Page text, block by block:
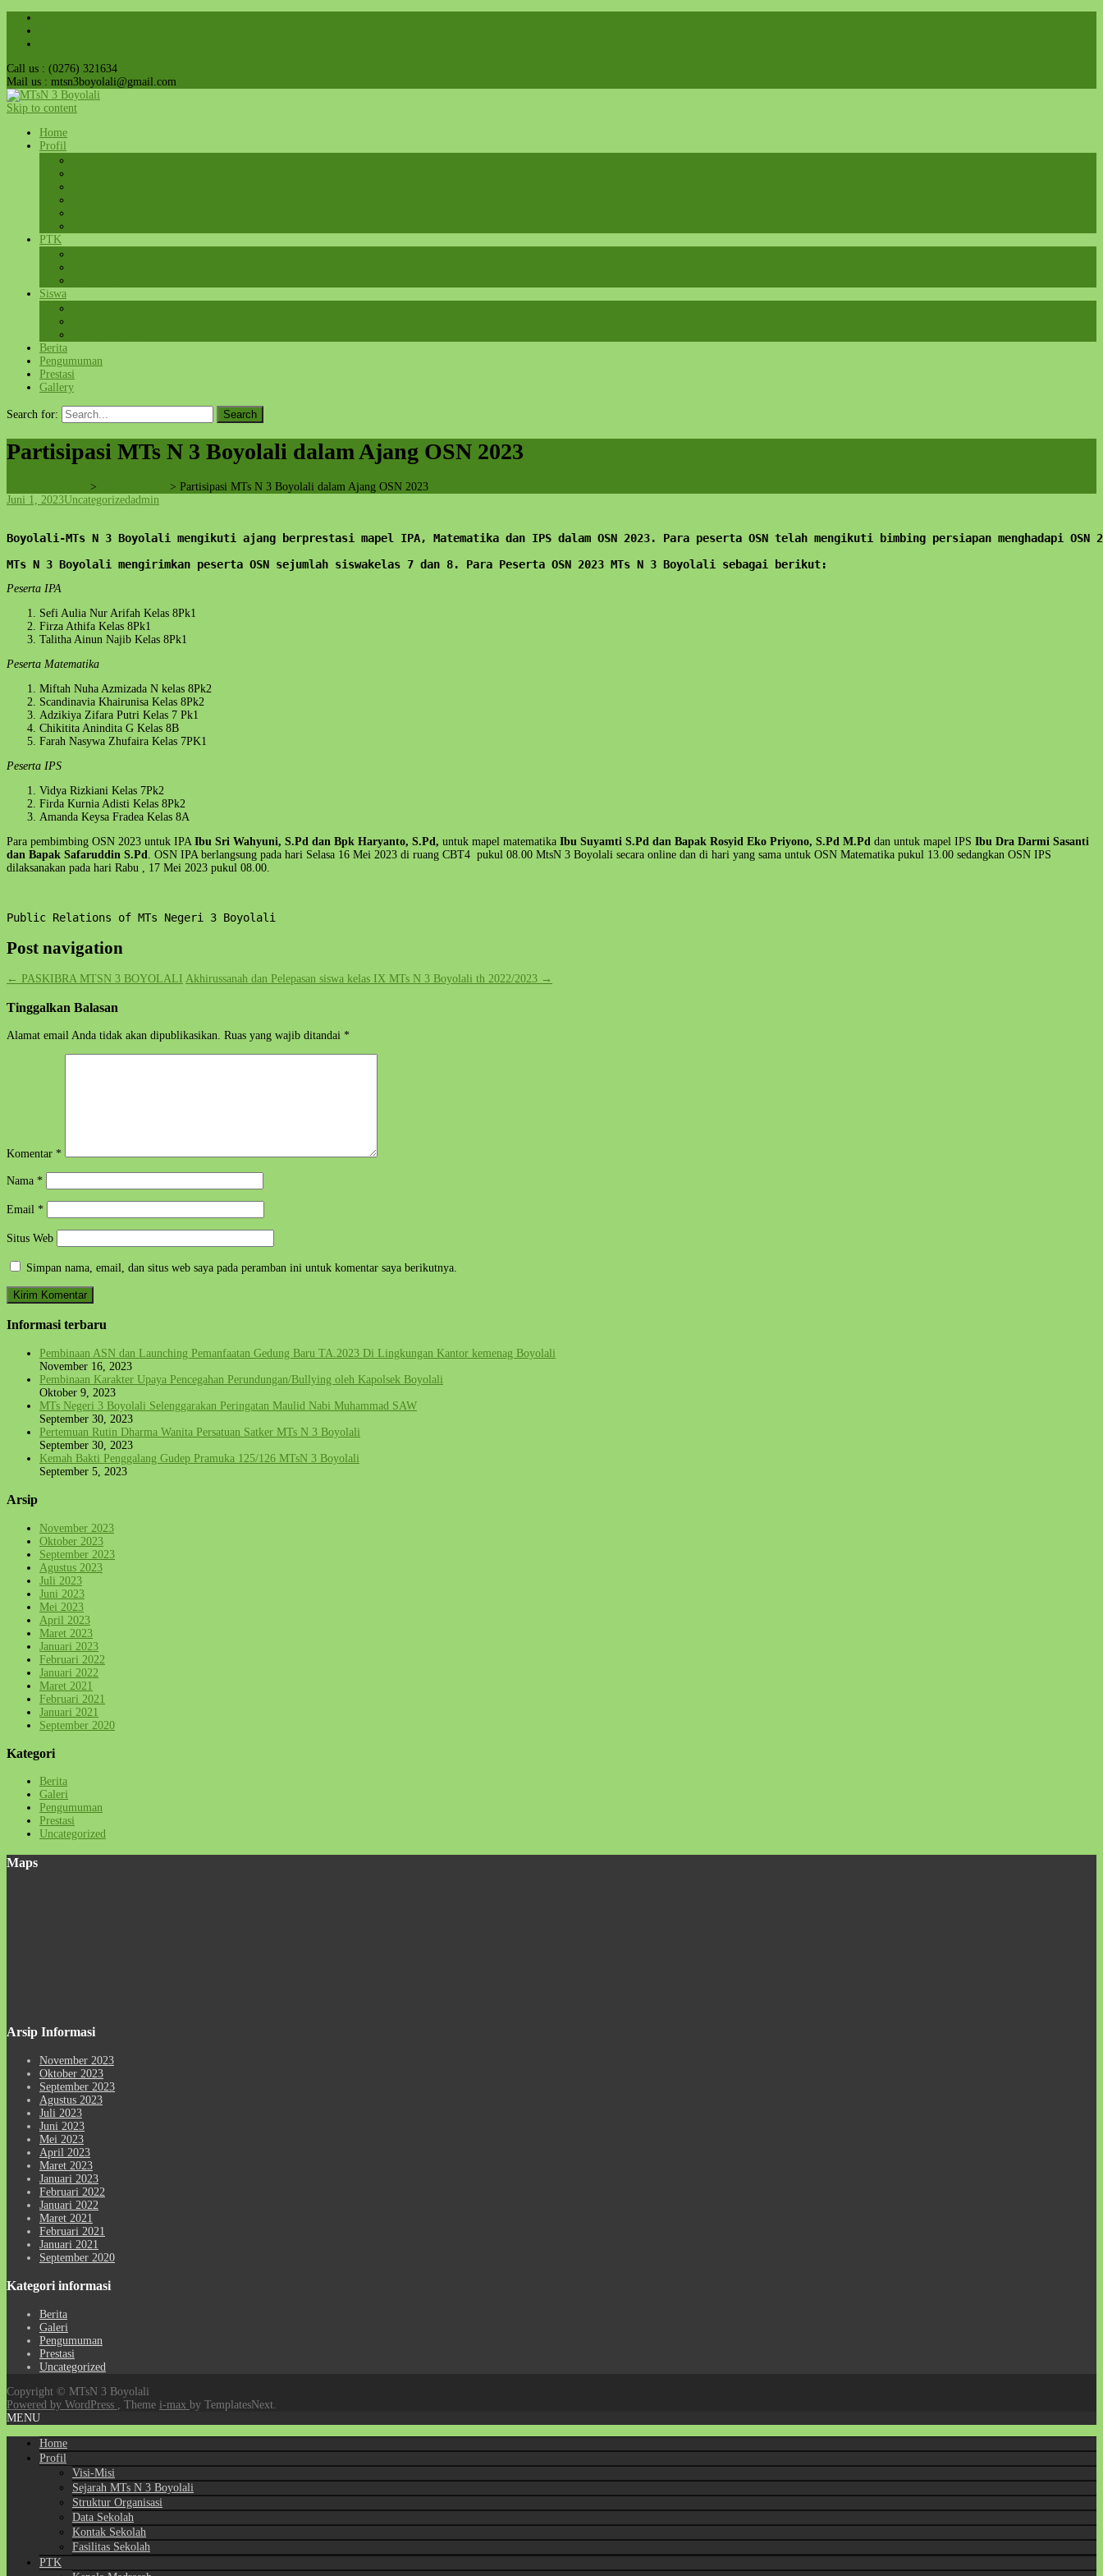
Call us : (0276) 321634
Mail us : mtsn3boyolali@gmail.com
Skip to content
Home
Profil
PTK
Siswa
Berita
Pengumuman
Prestasi
Gallery
Search for:
Partisipasi MTs N 3 Boyolali dalam Ajang OSN 2023
> > Partisipasi MTs N 3 Boyolali dalam Ajang OSN 2023
Juni 1, 2023Uncategorizedadmin
Boyolali-MTs N 3 Boyolali mengikuti ajang berprestasi mapel IPA, Matematika dan IPS dalam OSN 2023. Para peserta OSN telah mengikuti bimbing persiapan menghadapi
MTs N 3 Boyolali mengirimkan peserta OSN sejumlah siswakelas 7 dan 8. Para Peserta OSN 2023 MTs N 3 Boyolali sebagai berikut:
Peserta IPA
Sefi Aulia Nur Arifah Kelas 8Pk1
Firza Athifa Kelas 8Pk1
Talitha Ainun Najib Kelas 8Pk1
Peserta Matematika
Miftah Nuha Azmizada N kelas 8Pk2
Scandinavia Khairunisa Kelas 8Pk2
Adzikiya Zifara Putri Kelas 7 Pk1
Chikitita Anindita G Kelas 8B
Farah Nasywa Zhufaira Kelas 7PK1
Peserta IPS
Vidya Rizkiani Kelas 7Pk2
Firda Kurnia Adisti Kelas 8Pk2
Amanda Keysa Fradea Kelas 8A
Para pembimbing OSN 2023 untuk IPA Ibu Sri Wahyuni, S.Pd dan Bpk Haryanto, S.Pd, untuk mapel matematika Ibu Suyamti S.Pd dan Bapak Rosyid Eko Priyono, S.Pd M.Pd dan untuk mapel IPS Ibu Dra Darmi Sasanti
dan Bapak Safaruddin S.Pd . OSN IPA berlangsung pada hari Selasa 16 Mei 2023 di ruang CBT4 pukul 08.00 MtsN 3 Boyolali secara online dan di hari yang sama untuk OSN Matematika pukul 13.00 sedangkan OSN IPS
dilaksanakan pada hari Rabu , 17 Mei 2023 pukul 08.00.
Public Relations of MTs Negeri 3 Boyolali
Post navigation
← PASKIBRA MTSN 3 BOYOLALI Akhirussanah dan Pelepasan siswa kelas IX MTs N 3 Boyolali th 2022/2023 →
Tinggalkan Balasan
Alamat email Anda tidak akan dipublikasikan. Ruas yang wajib ditandai *
Komentar *
Nama *
Email *
Situs Web
Simpan nama, email, dan situs web saya pada peramban ini untuk komentar saya berikutnya.
Informasi terbaru
Pembinaan ASN dan Launching Pemanfaatan Gedung Baru TA.2023 Di Lingkungan Kantor kemenag Boyolali
November 16, 2023
Pembinaan Karakter Upaya Pencegahan Perundungan/Bullying oleh Kapolsek Boyolali
Oktober 9, 2023
MTs Negeri 3 Boyolali Selenggarakan Peringatan Maulid Nabi Muhammad SAW
September 30, 2023
Pertemuan Rutin Dharma Wanita Persatuan Satker MTs N 3 Boyolali
September 30, 2023
Kemah Bakti Penggalang Gudep Pramuka 125/126 MTsN 3 Boyolali
September 5, 2023
Arsip
November 2023
Oktober 2023
September 2023
Agustus 2023
Juli 2023
Juni 2023
Mei 2023
April 2023
Maret 2023
Januari 2023
Februari 2022
Januari 2022
Maret 2021
Februari 2021
Januari 2021
September 2020
Kategori
Berita
Galeri
Pengumuman
Prestasi
Uncategorized
Maps
Arsip Informasi
November 2023
Oktober 2023
September 2023
Agustus 2023
Juli 2023
Juni 2023
Mei 2023
April 2023
Maret 2023
Januari 2023
Februari 2022
Januari 2022
Maret 2021
Februari 2021
Januari 2021
September 2020
Kategori informasi
Berita
Galeri
Pengumuman
Prestasi
Uncategorized
Copyright © MTsN 3 Boyolali
Powered by WordPress
, Theme i-max by TemplatesNext.
MENU
Home
Profil
Visi-Misi
Sejarah MTs N 3 Boyolali
Struktur Organisasi
Data Sekolah
Kontak Sekolah
Fasilitas Sekolah
PTK